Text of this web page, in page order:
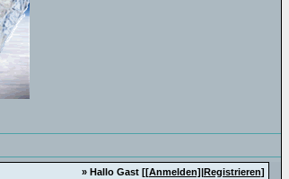
» Hallo Gast [[Anmelden]|Registrieren]